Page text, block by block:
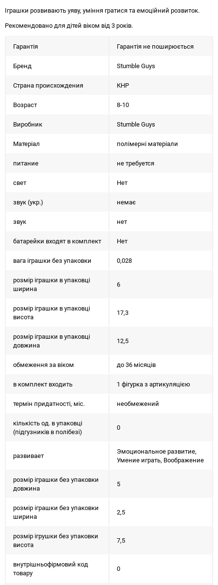
Іграшки розвивають уяву, уміння гратися та емоційний розвиток.
Рекомендовано для дітей віком від 3 років.
Гарантія Гарантія не поширюється
Бренд Stumble Guys
Страна происхождения КНР
Возраст 8-10
Виробник Stumble Guys
Матеріал полімерні матеріали
питание не требуется
свет Нет
звук (укр.) немає
звук нет
батарейки входят в комплект Нет
вага іграшки без упаковки 0,028
розмір іграшки в упаковці
ширина
6
розмір іграшки в упаковці
висота
17,3
розмір іграшки в упаковці
довжина
12,5
обмеження за віком до 36 місяців
в комплект входить 1 фігурка з артикуляцією
термін придатності, міс. необмежений
кількість од. в упаковці
(підгузників в полібезі)
0
развивает
Эмоциональное развитие,
Умение играть, Воображение
розмір іграшки без упаковки
довжина
5
розмір іграшки без упаковки
ширина
2,5
розмір ігрушки без упаковки
висота
7,5
внутрішньофірмовий код
товару
0